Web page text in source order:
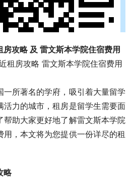
攻略 及 雷文斯本学院住宿费用
一所著名的学府，吸引着大量留学
活力的城市，租房是留学生需要面
帮助大家更好地了解雷文斯本学院
用，本文将为您提供一份详尽的租
略